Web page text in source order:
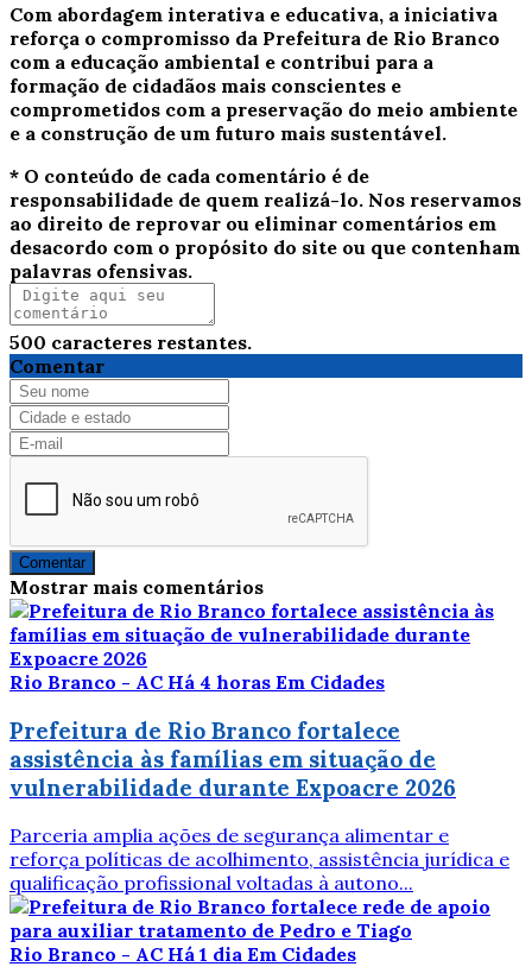
Com abordagem interativa e educativa, a iniciativa
reforça o compromisso da Prefeitura de Rio Branco
com a educação ambiental e contribui para a
formação de cidadãos mais conscientes e
comprometidos com a preservação do meio ambiente
e a construção de um futuro mais sustentável.
* O conteúdo de cada comentário é de
responsabilidade de quem realizá-lo. Nos reservamos
ao direito de reprovar ou eliminar comentários em
desacordo com o propósito do site ou que contenham
palavras ofensivas.
500 caracteres restantes.
Comentar
Comentar
Mostrar mais comentários
Rio Branco - AC Há 4 horas Em Cidades
Prefeitura de Rio Branco fortalece
assistência às famílias em situação de
vulnerabilidade durante Expoacre 2026
Parceria amplia ações de segurança alimentar e
reforça políticas de acolhimento, assistência jurídica e
qualificação profissional voltadas à autono...
Rio Branco - AC Há 1 dia Em Cidades